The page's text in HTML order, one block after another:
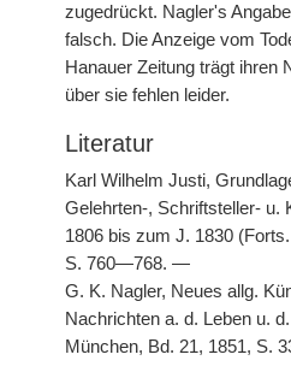
zugedrückt. Nagler's
falsch. Die Anzeige vom
Hanauer Zeitung trägt ihren
über sie fehlen leider.
Literatur
Karl Wilhelm Justi,
Gelehrten-, Schriftsteller- u.
1806 bis zum J. 1830
S. 760—768. —
G. K. Nagler, Neues allg.
Nachrichten a. d. Leben u.
München, Bd. 21, 1851, S.